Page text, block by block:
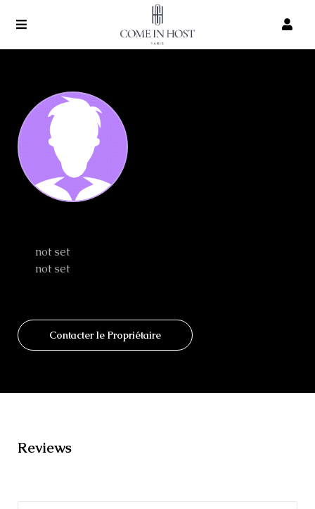
not set
not set
Contacter le Propriétaire
Reviews